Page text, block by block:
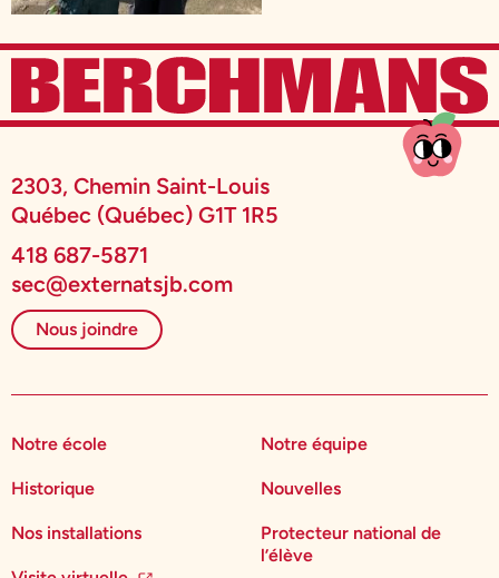
2303, Chemin Saint-Louis
Québec (Québec) G1T 1R5
418 687-5871
sec@externatsjb.com
Nous joindre
Notre école
Historique
Nos installations
Notre équipe
Nouvelles
Protecteur national de
l’élève